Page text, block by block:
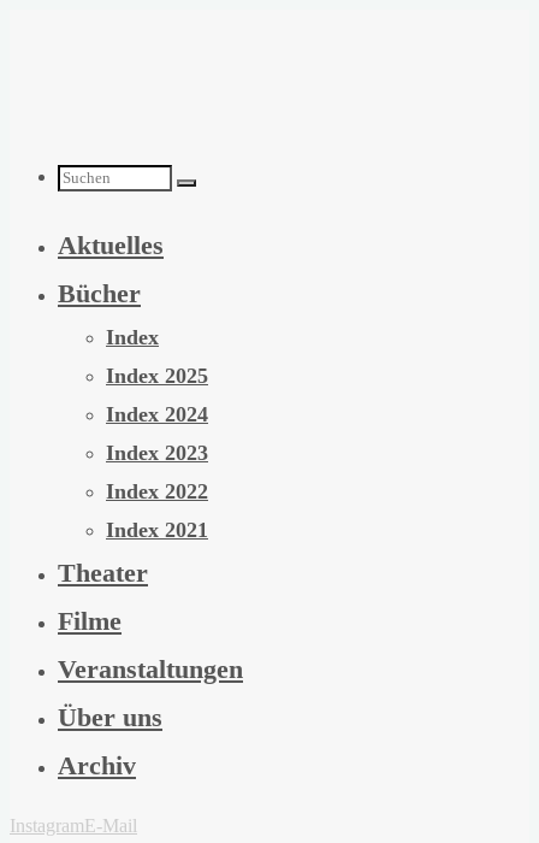
Suchen
nach:
Aktuelles
Bücher
Index
Index 2025
Index 2024
Index 2023
Index 2022
Index 2021
Theater
Filme
Veranstaltungen
Über uns
Archiv
InstagramE-Mail